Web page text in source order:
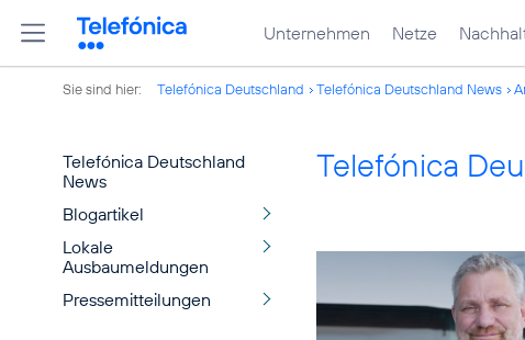
Unternehmen Netze
Sie sind hier: Telefónica Deutschland Telefónica Deutschland News
Telefónica Deutschland
News
Blogartikel
Lokale
Ausbaumeldungen
Pressemitteilungen
Telefónica